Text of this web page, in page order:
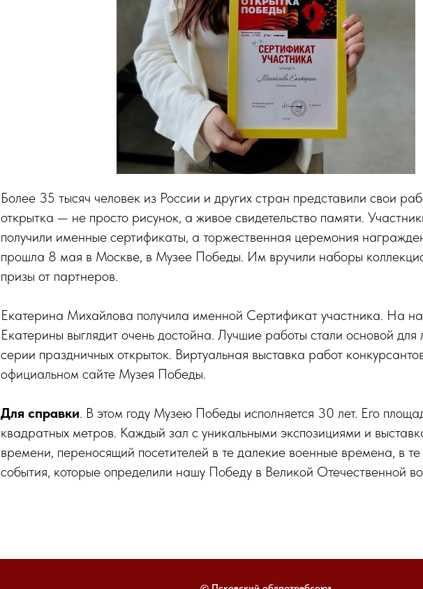
Более 35 тысяч человек из России и других стран представили свои
открытка — не просто рисунок, а живое свидетельство памяти.
получили именные сертификаты, а торжественная церемония
прошла 8 мая в Москве, в Музее Победы. Им вручили наборы
призы от партнеров.
Екатерина Михайлова получила именной Сертификат участника. На
Екатерины выглядит очень достойна. Лучшие работы стали основой
серии праздничных открыток. Виртуальная выставка работ
официальном сайте Музея Победы.
Для справки. В этом году Музею Победы исполняется 30 лет. Его
квадратных метров. Каждый зал с уникальными экспозициями и
времени, переносящий посетителей в те далекие военные времена, в
события, которые определили нашу Победу в Великой Отечественной